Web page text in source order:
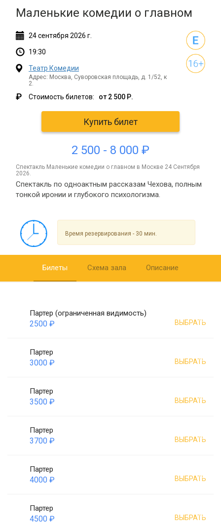
Маленькие комедии о главном
24сентября 2026 г.
19:30
Театр Комедии
Адрес: Москва, Суворовская площадь, д. 1/52, к
2.
₽ Стоимость билетов: от 2 500 Р.
Купить билет
2 500 - 8 000 ₽
спектакль Маленькие комедии о главном в Москве 24 Сентября
2026.
Спектакль по одноактным рассказам Чехова, полным
тонкой иронии и глубокого психологизма.
Время резервирования - 30 мин.
Билеты Схема зала Описание
Партер (ограниченная видимость)
2500 ₽ ВЫБРАТЬ
Партер
3000 ₽ ВЫБРАТЬ
Партер
3500 ₽ ВЫБРАТЬ
Партер
3700 ₽ ВЫБРАТЬ
Партер
4000 ₽ ВЫБРАТЬ
Партер
4500 ₽ ВЫБРАТЬ